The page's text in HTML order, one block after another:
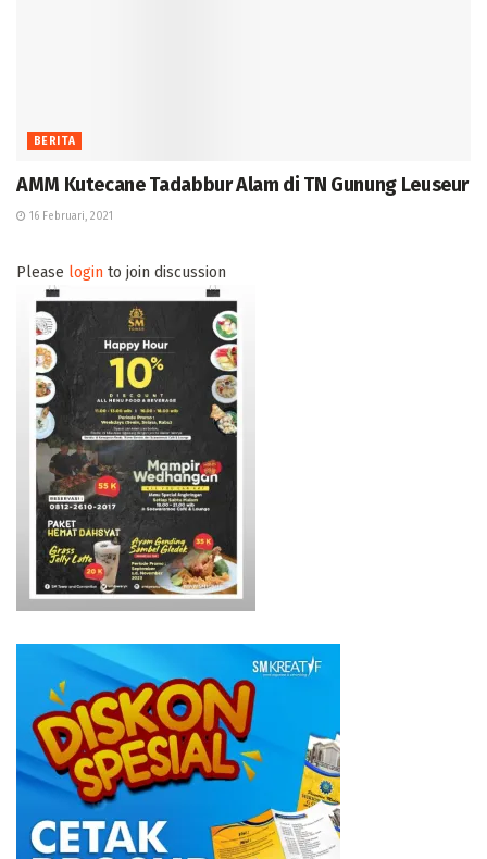
BERITA
AMM Kutecane Tadabbur Alam di TN Gunung Leuseur
16 Februari, 2021
Please login to join discussion